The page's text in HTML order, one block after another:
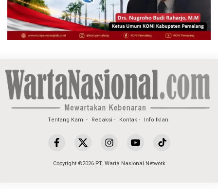
Tentang Kami Redaksi Kontak Info Iklan
Copyright ©2026 PT. Warta Nasional Network